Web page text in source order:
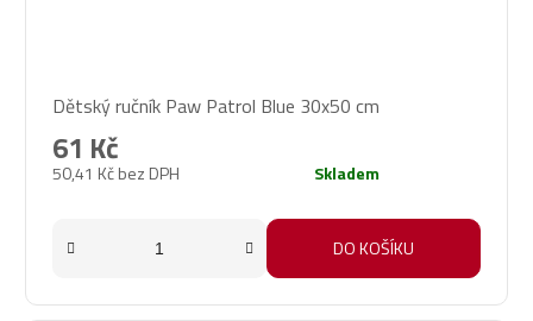
Dětský ručník Paw Patrol Blue 30x50 cm
50,41 Kč bez DPH
61 Kč
Skladem
DO KOŠÍKU